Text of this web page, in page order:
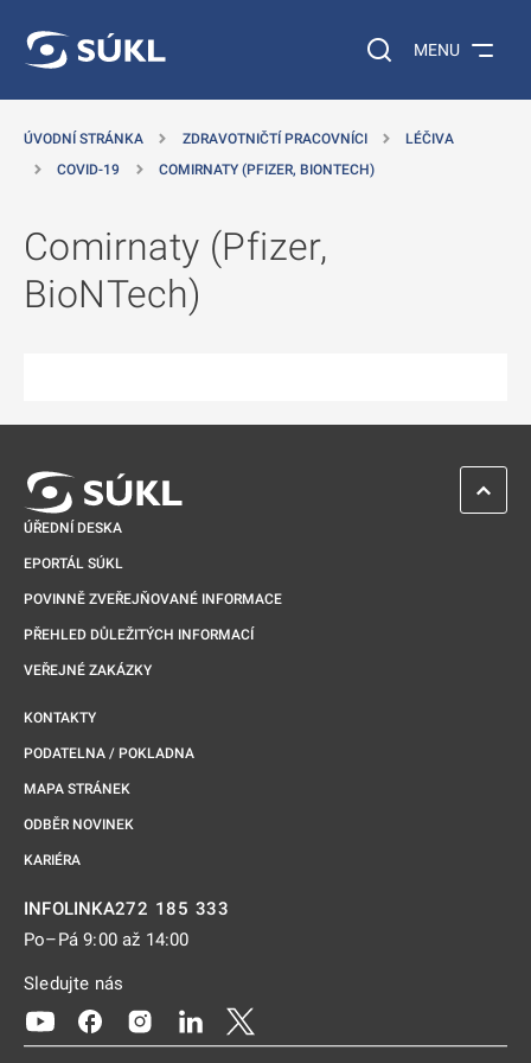
Vyhledávání na
MENU
ÚVODNÍ STRÁNKA ZDRAVOTNIČTÍ PRACOVNÍCI
LÉČIVA
COVID-19
COMIRNATY (PFIZER, BIONTECH)
Comirnaty (Pfizer,
BioNTech)
ÚŘEDNÍ DESKA
EPORTÁL SÚKL
POVINNĚ ZVEŘEJŇOVANÉ INFORMACE
PŘEHLED DŮLEŽITÝCH INFORMACÍ
VEŘEJNÉ ZAKÁZKY
KONTAKTY
PODATELNA / POKLADNA
MAPA STRÁNEK
ODBĚR NOVINEK
KARIÉRA
INFOLINKA272 185 333
Po–Pá 9:00 až 14:00
Sledujte nás
Odkaz se otevře na nové kartě
Odkaz se otevře na nové kartě
Odkaz se otevře na nové kartě
Odkaz se otevře na nové kartě
ZPĚT